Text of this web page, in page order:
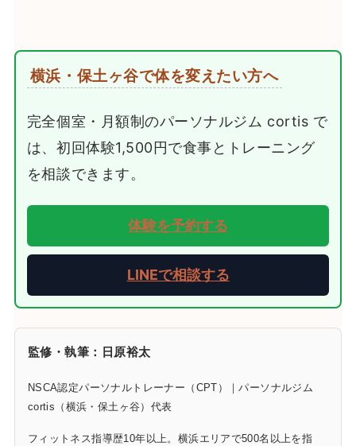
横浜・保土ヶ谷で体を変えたい方へ
完全個室・月額制のパーソナルジム cortis で
は、初回体験1,500円で食事とトレーニング
を相談できます。
体験を予約する
LINEで相談する
監修・執筆：日原裕太
NSCA認定パーソナルトレーナー（CPT）｜パーソナルジム
cortis（横浜・保土ヶ谷）代表
フィットネス指導歴10年以上。横浜エリアで500名以上を指